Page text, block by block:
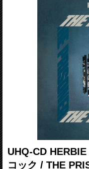
UHQ-CD
コック / THE